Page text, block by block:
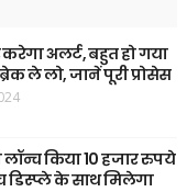
अलर्ट, बहुत हो गया
ले लो, जानें पूरी प्रोसेस
किया 10 हजार रुपये
डिस्प्ले के साथ मिलेगा